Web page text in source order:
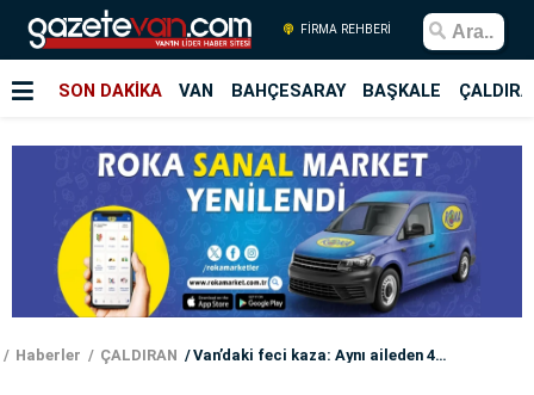
FİRMA REHBERİ
SON DAKİKA VAN BAHÇESARAY BAŞKALE
Haberler ÇALDIRAN Van’daki feci kaza: Aynı aileden 4 can kaybı